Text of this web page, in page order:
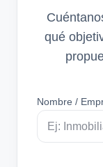
qué
Nombre /